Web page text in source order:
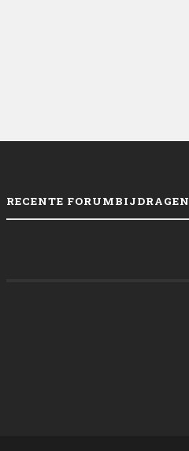
RECENTE FORUMBIJDRAGEN